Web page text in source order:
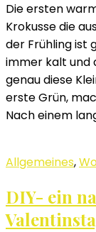
Die ersten
Krokusse die
der Frühling ist
immer kalt und
genau diese
erste Grün,
Nach einem
Allgemeines,
DIY- ein